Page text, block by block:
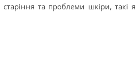
та проблеми шкіри, такі